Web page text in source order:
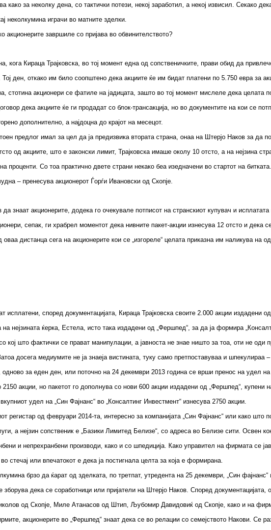
како за неколку дена, со тактички потези, некој заработил, а некој извисил. Секако
неколкумина играчи во матните зделки.
акционерите завршиле со пријава во обвинителството?
кога Кираца Трајковска, во тој момент една од сопственичките, прави обид да
ден, откако им било соопштено дека акциите ќе им бидат платени по 5.750 евра за
стотина акционери се фатиле на јадицата, зашто во тој момент мислеле дека целата
дека акциите ќе ги продадат со блок-трансакција, но во документите на кои се
дополнително, а најдоцна до крајот на месецот.
предлог имал за цел да ја предизвика втората страна, онаа на Штерјо Наков за да
од акциите, што е законски лимит, Трајковска имаше околу 10 отсто, а на нејзина
проценти. Со тоа практично двете страни некако беа изедначени во стартот на
– пренесува акционерот Ѓорѓи Ивановски од Скопје.
знаат акционерите, додека го очекувале потписот на странскиот купувач и
сепак, ги храбрел моментот дека нивните пакет-акции изнесува 12 отсто и дека
дистанца сега на акционерите кои се „изгореле“ целата приказна им наликува на
според документацијата, Кираца Трајковска своите 2.000 акции издадени
нејзината ќерка, Естела, исто така издадени од „Фершпед“, за да ја формира
кој што фактички се прават манипулации, а јавноста не знае ништо за тоа, оти не
досега медиумите не ја знаеја вистината, туку само претпоставуваа и шпекулираа
за еден ден, или поточно на 24 декември 2013 година се врши пренос на удел
акции, но пакетот го дополнува со нови 600 акции издадени од „Фершпед“,
удел на „Син Фајнанс“ во „Консалтинг Инвестмент“ изнесува 2750 акции.
регистар од февруари 2014-та, интересно за компанијата „Син Фајнанс“ или како што
а нејзин сопственик е „Базики Лимитед Белизе“, со адреса во Белизе сити. Освен
и непрехранбени производи, како и со шпедиција. Како управител на фирмата се
стечај или впечатокот е дека ја постигнала целта за која е формирана.
брзо да ќарат од зделката, по третпат, утредента на 25 декември, „Син
дека се соработници или пријатели на Штерјо Наков. Според
од Скопје, Миле Атанасов од Штип, Љубомир Давидовиќ од Скопје, како и на
акционерите во „Фершпед“ знаат дека се во релации со семејството Накови. Се